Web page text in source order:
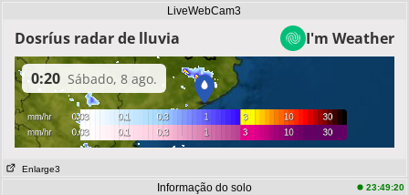
LiveWebCam3
Enlarge3
Informação do solo
23:49:20